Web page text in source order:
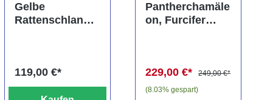
Gelbe
Rattenschlange,
119,00 €*
Pantherchamäle
on, Furcifer
229,00 €*
249,00 €*
(8.03% gespart)